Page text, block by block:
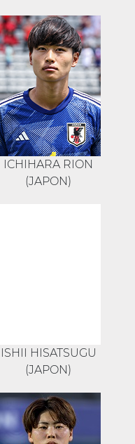
ICHIHARA RION
(JAPON)
ISHII HISATSUGU
(JAPON)